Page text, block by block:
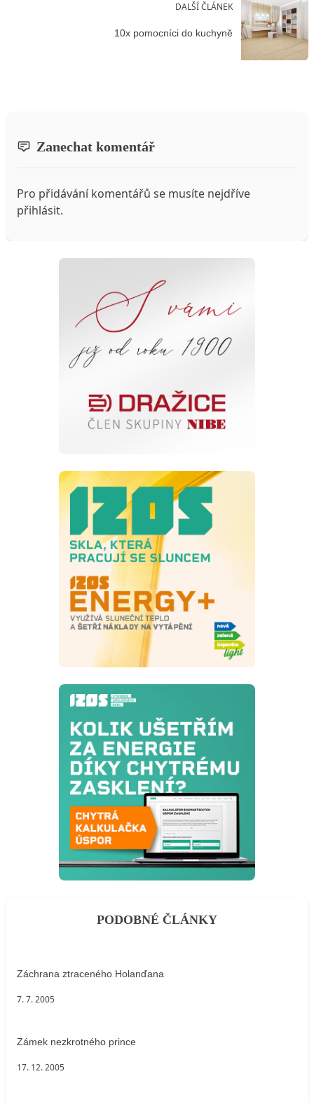
DALŠÍ ČLÁNEK
10x pomocníci do kuchyně
Zanechat komentář
Pro přidávání komentářů se musíte nejdříve
přihlásit.
PODOBNÉ ČLÁNKY
Záchrana ztraceného Holanďana
7. 7. 2005
Zámek nezkrotného prince
17. 12. 2005